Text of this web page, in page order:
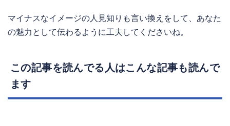
マイナスなイメージの人見知りも言い換えをして、あなた
の魅力として伝わるように工夫してくださいね。
この記事を読んでる人はこんな記事も読んで
ます